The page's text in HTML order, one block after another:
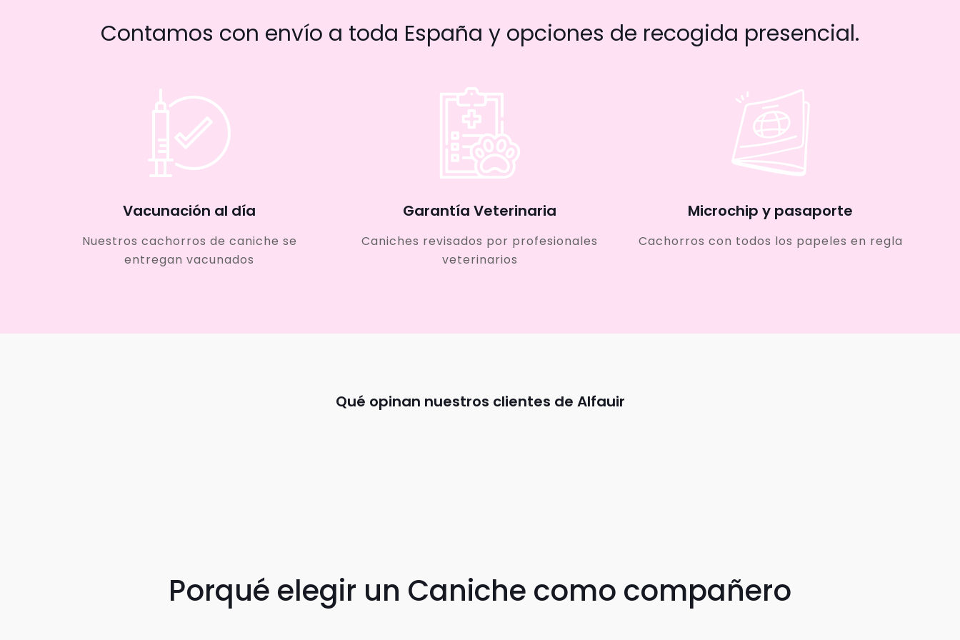
Contamos con envío a toda España y opciones de recogida presencial.
Vacunación al día
Nuestros cachorros de caniche se
entregan vacunados
Garantía Veterinaria
Caniches revisados por profesionales
veterinarios
Microchip y pasaporte
Cachorros con todos los papeles en regla
Qué opinan nuestros clientes de Alfauir
Porqué elegir un Caniche como compañero